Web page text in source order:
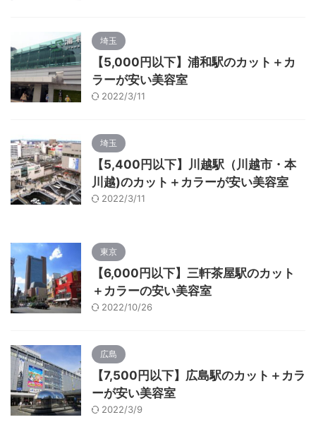
埼玉
【5,000円以下】浦和駅のカット＋カ
ラーが安い美容室
2022/3/11
埼玉
【5,400円以下】川越駅（川越市・本
川越)のカット＋カラーが安い美容室
2022/3/11
東京
【6,000円以下】三軒茶屋駅のカット
＋カラーの安い美容室
2022/10/26
広島
【7,500円以下】広島駅のカット＋カラ
ーが安い美容室
2022/3/9